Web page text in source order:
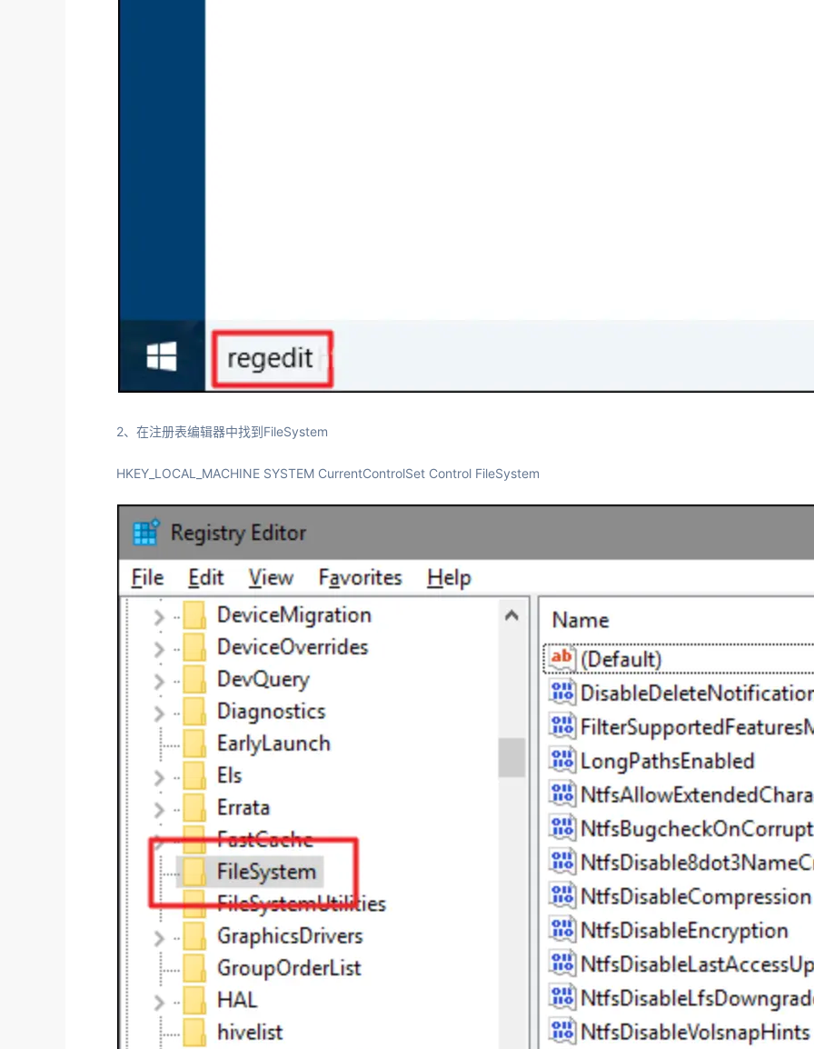
2、在注册表编辑器中找到FileSystem
HKEY_LOCAL_MACHINE SYSTEM CurrentControlSet Control FileSystem